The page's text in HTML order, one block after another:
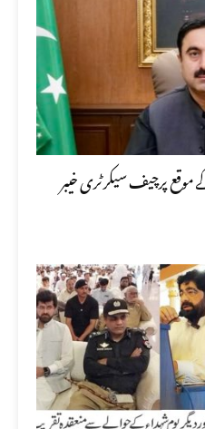
(5 اگست) کے موقع پرچیف سیکرٹری خیبر